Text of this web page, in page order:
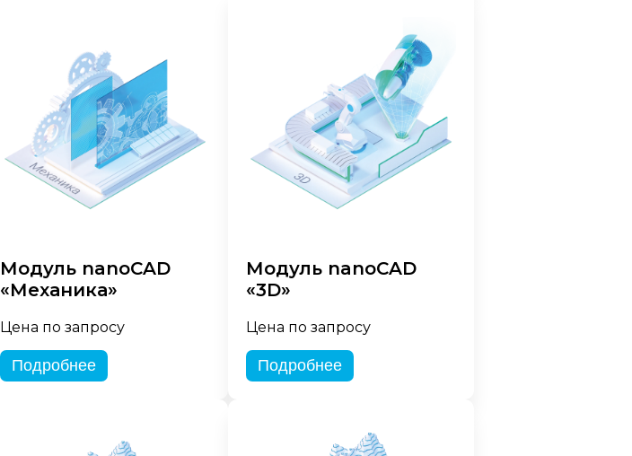
Модуль nanoCAD
«Механика»
Цена по запросу
Подробнее
Модуль nanoCAD
«3D»
Цена по запросу
Подробнее